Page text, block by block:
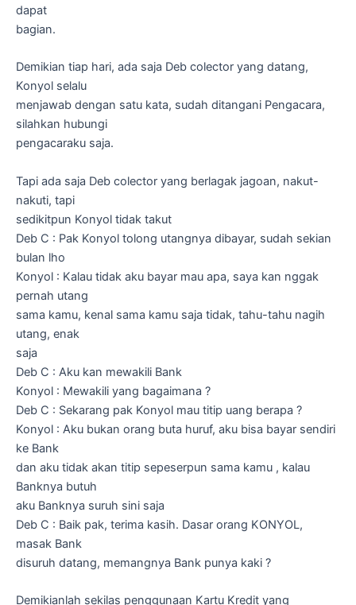
dapat
bagian.
Demikian tiap hari, ada saja Deb colector yang datang,
Konyol selalu
menjawab dengan satu kata, sudah ditangani Pengacara,
silahkan hubungi
pengacaraku saja.
Tapi ada saja Deb colector yang berlagak jagoan, nakut-
nakuti, tapi
sedikitpun Konyol tidak takut
Deb C : Pak Konyol tolong utangnya dibayar, sudah sekian
bulan lho
Konyol : Kalau tidak aku bayar mau apa, saya kan nggak
pernah utang
sama kamu, kenal sama kamu saja tidak, tahu-tahu nagih
utang, enak
saja
Deb C : Aku kan mewakili Bank
Konyol : Mewakili yang bagaimana ?
Deb C : Sekarang pak Konyol mau titip uang berapa ?
Konyol : Aku bukan orang buta huruf, aku bisa bayar sendiri
ke Bank
dan aku tidak akan titip sepeserpun sama kamu , kalau
Banknya butuh
aku Banknya suruh sini saja
Deb C : Baik pak, terima kasih. Dasar orang KONYOL,
masak Bank
disuruh datang, memangnya Bank punya kaki ?
Demikianlah sekilas penggunaan Kartu Kredit yang